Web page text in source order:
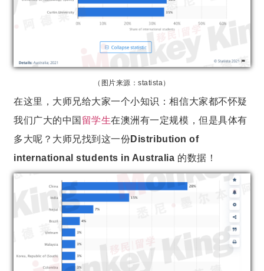
（图片来源：statista）
在这里，大师兄给大家一个小知识：相信大家都不怀疑
我们广大的中国 留学生在澳洲有一定规模，但是具体有
多大呢？大师兄找到这一份Distribution of
international students in Australia 的数据！